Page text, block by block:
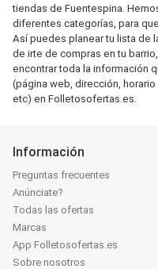
tiendas de Fuentespina.
diferentes categorías, para
Así puedes planear tu lista de
de irte de compras en tu
encontrar toda la información
(página web, dirección,
etc) en Folletosofertas.es.
Información
Preguntas frecuentes
Anúnciate?
Todas las ofertas
Marcas
App Folletosofertas.es
Sobre nosotros